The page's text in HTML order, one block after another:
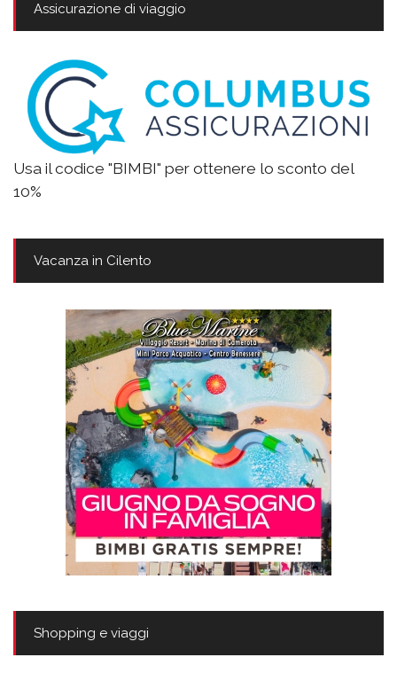
Assicurazione di viaggio
Usa il codice "BIMBI" per ottenere lo sconto del
10%
Vacanza in Cilento
Shopping e viaggi